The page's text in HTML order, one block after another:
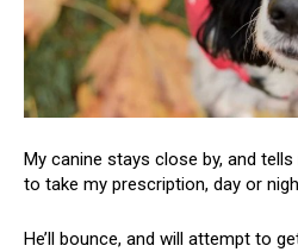
My canine stays close by, and
to take my prescription, day or
He’ll bounce, and will attempt to